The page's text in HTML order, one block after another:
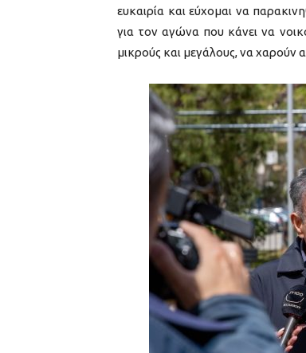
ευκαιρία και εύχομαι να
για τον αγώνα που κάνει να
μικρούς και μεγάλους, να